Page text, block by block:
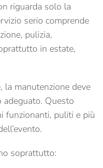
riguarda solo la
serio comprende
pulizia,
in estate,
la manutenzione deve
adeguato. Questo
funzionanti, puliti e più
soprattutto: